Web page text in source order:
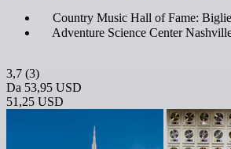
Country Music Hall of Fame:
Adventure Science Center
3,7 (3)
Da 53,95 USD
51,25 USD